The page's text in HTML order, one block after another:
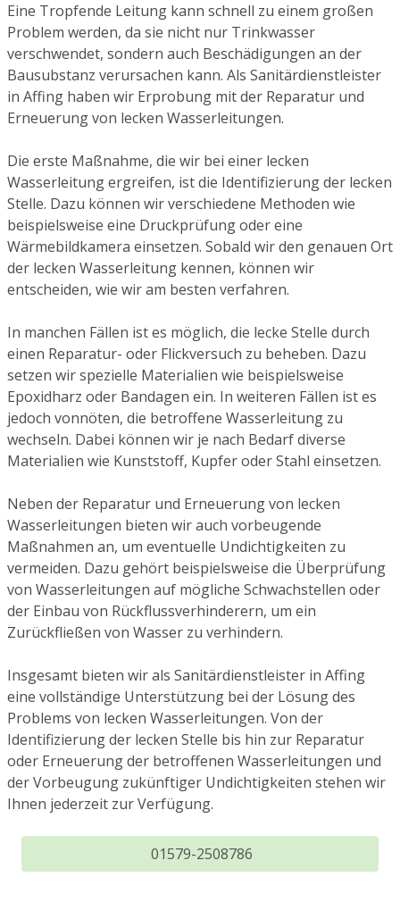
Eine Tropfende Leitung kann schnell zu einem großen
Problem werden, da sie nicht nur Trinkwasser
verschwendet, sondern auch Beschädigungen an der
Bausubstanz verursachen kann. Als Sanitärdienstleister
in Affing haben wir Erprobung mit der Reparatur und
Erneuerung von lecken Wasserleitungen.
Die erste Maßnahme, die wir bei einer lecken
Wasserleitung ergreifen, ist die Identifizierung der lecken
Stelle. Dazu können wir verschiedene Methoden wie
beispielsweise eine Druckprüfung oder eine
Wärmebildkamera einsetzen. Sobald wir den genauen Ort
der lecken Wasserleitung kennen, können wir
entscheiden, wie wir am besten verfahren.
In manchen Fällen ist es möglich, die lecke Stelle durch
einen Reparatur- oder Flickversuch zu beheben. Dazu
setzen wir spezielle Materialien wie beispielsweise
Epoxidharz oder Bandagen ein. In weiteren Fällen ist es
jedoch vonnöten, die betroffene Wasserleitung zu
wechseln. Dabei können wir je nach Bedarf diverse
Materialien wie Kunststoff, Kupfer oder Stahl einsetzen.
Neben der Reparatur und Erneuerung von lecken
Wasserleitungen bieten wir auch vorbeugende
Maßnahmen an, um eventuelle Undichtigkeiten zu
vermeiden. Dazu gehört beispielsweise die Überprüfung
von Wasserleitungen auf mögliche Schwachstellen oder
der Einbau von Rückflussverhinderern, um ein
Zurückfließen von Wasser zu verhindern.
Insgesamt bieten wir als Sanitärdienstleister in Affing
eine vollständige Unterstützung bei der Lösung des
Problems von lecken Wasserleitungen. Von der
Identifizierung der lecken Stelle bis hin zur Reparatur
oder Erneuerung der betroffenen Wasserleitungen und
der Vorbeugung zukünftiger Undichtigkeiten stehen wir
Ihnen jederzeit zur Verfügung.
01579-2508786